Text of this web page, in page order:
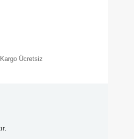
Ücretsiz